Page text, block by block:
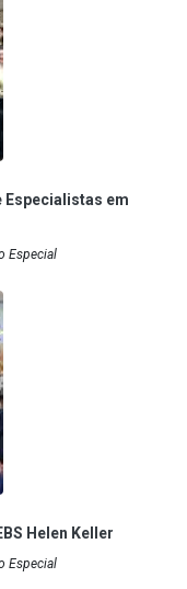
Especialistas em
Especial
Helen Keller
Especial